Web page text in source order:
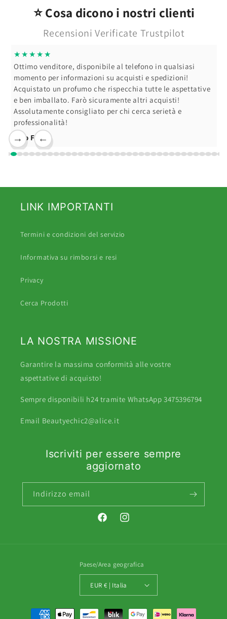
⭐ Cosa dicono i nostri clienti
Recensioni Verificate Trustpilot
←
→
★★★★★
Ottimo venditore, disponibile al telefono in qualsiasi
momento per informazioni su acquisti e spedizioni!
Acquistato un profumo che rispecchia tutte le aspettative
e ben imballato. Farò sicuramente altri acquisti!
Assolutamente consigliato per chi cerca serietà e
professionalità!
Ciro F.
LINK IMPORTANTI
Termini e condizioni del servizio
Informativa su rimborsi e resi
Privacy
Cerca Prodotti
LA NOSTRA MISSIONE
Garantire la massima conformità alle vostre
aspettative di acquisto!
Sempre disponibili h24 tramite WhatsApp 3475396794
Email Beautyechic2@alice.it
Iscriviti per essere sempre
aggiornato
Indirizzo email
FacebookInstagram
Paese/Area geografica
EUR € | Italia
Metodi